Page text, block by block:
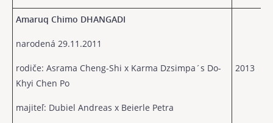
Amaruq Chimo DHANGADI
narodená 29.11.2011
rodiče: Asrama Cheng-Shi x Karma Dzsimpa´s Do-
Khyi Chen Po
majiteľ: Dubiel Andreas x Beierle Petra
2013